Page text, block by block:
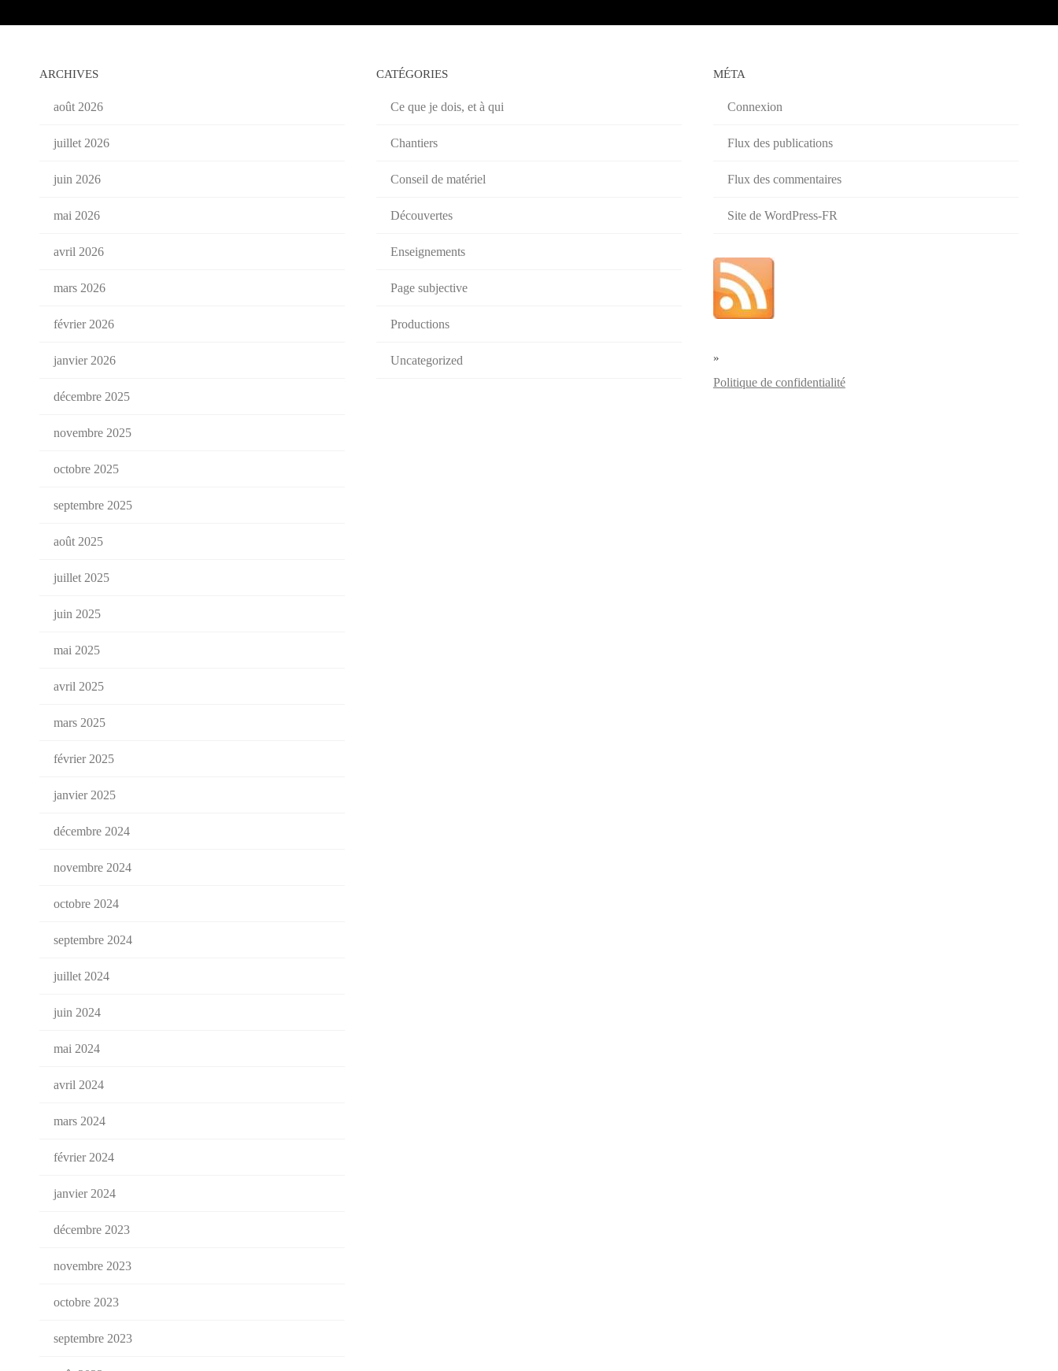
ARCHIVES
août 2026
juillet 2026
juin 2026
mai 2026
avril 2026
mars 2026
février 2026
janvier 2026
décembre 2025
novembre 2025
octobre 2025
septembre 2025
août 2025
juillet 2025
juin 2025
mai 2025
avril 2025
mars 2025
février 2025
janvier 2025
décembre 2024
novembre 2024
octobre 2024
septembre 2024
juillet 2024
juin 2024
mai 2024
avril 2024
mars 2024
février 2024
janvier 2024
décembre 2023
novembre 2023
octobre 2023
septembre 2023
CATÉGORIES
Ce que je dois, et à qui
Chantiers
Conseil de matériel
Découvertes
Enseignements
Page subjective
Productions
Uncategorized
MÉTA
Connexion
Flux des publications
Flux des commentaires
Site de WordPress-FR
»
Politique de confidentialité